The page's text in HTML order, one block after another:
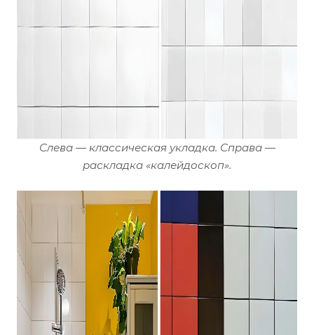
Слева — классическая укладка. Справа —
раскладка «калейдоскоп».